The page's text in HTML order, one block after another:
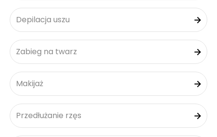
Depilacja uszu
Zabieg na twarz
Makijaż
Przedłużanie rzęs